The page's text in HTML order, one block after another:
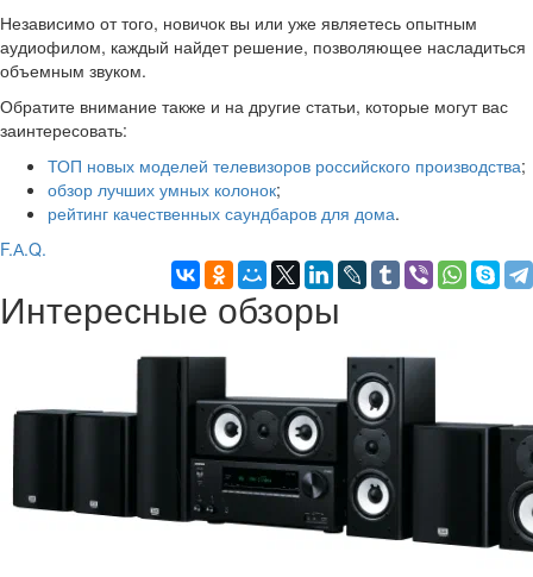
Независимо от того, новичок вы или уже являетесь опытным
аудиофилом, каждый найдет решение, позволяющее насладиться
объемным звуком.
Обратите внимание также и на другие статьи, которые могут вас
заинтересовать:
ТОП новых моделей телевизоров российского производства;
обзор лучших умных колонок;
рейтинг качественных саундбаров для дома.
F.А.Q.
Интересные обзоры